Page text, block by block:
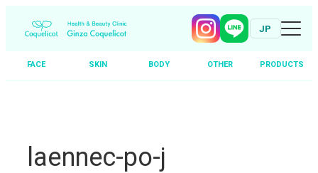
JP
FACE SKIN BODY OTHER PRODUCTS
laennec-po-j